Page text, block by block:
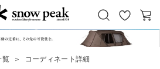
Snow Peak
お
気
カ
覧 ＞ コーディネート詳細